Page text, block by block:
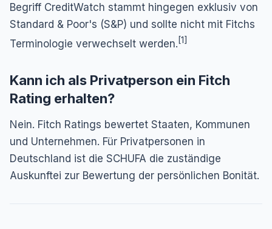
Begriff CreditWatch stammt hingegen exklusiv von
Standard & Poor's (S&P) und sollte nicht mit Fitchs
Terminologie verwechselt werden. [1]
Kann ich als Privatperson ein Fitch
Rating erhalten?
Nein. Fitch Ratings bewertet Staaten, Kommunen
und Unternehmen. Für Privatpersonen in
Deutschland ist die SCHUFA die zuständige
Auskunftei zur Bewertung der persönlichen Bonität.